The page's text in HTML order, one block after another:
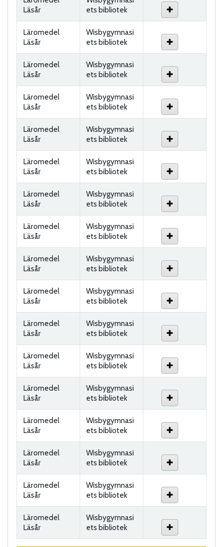
Läsår
ets bibliotek
Läromedel
Läsår
Wisbygymnasi
ets bibliotek
Läromedel
Läsår
Wisbygymnasi
ets bibliotek
Läromedel
Läsår
Wisbygymnasi
ets bibliotek
Läromedel
Läsår
Wisbygymnasi
ets bibliotek
Läromedel
Läsår
Wisbygymnasi
ets bibliotek
Läromedel
Läsår
Wisbygymnasi
ets bibliotek
Läromedel
Läsår
Wisbygymnasi
ets bibliotek
Läromedel
Läsår
Wisbygymnasi
ets bibliotek
Läromedel
Läsår
Wisbygymnasi
ets bibliotek
Läromedel
Läsår
Wisbygymnasi
ets bibliotek
Läromedel
Läsår
Wisbygymnasi
ets bibliotek
Läromedel
Läsår
Wisbygymnasi
ets bibliotek
Läromedel
Läsår
Wisbygymnasi
ets bibliotek
Läromedel
Läsår
Wisbygymnasi
ets bibliotek
Läromedel
Läsår
Wisbygymnasi
ets bibliotek
Läromedel
Läsår
Wisbygymnasi
ets bibliotek